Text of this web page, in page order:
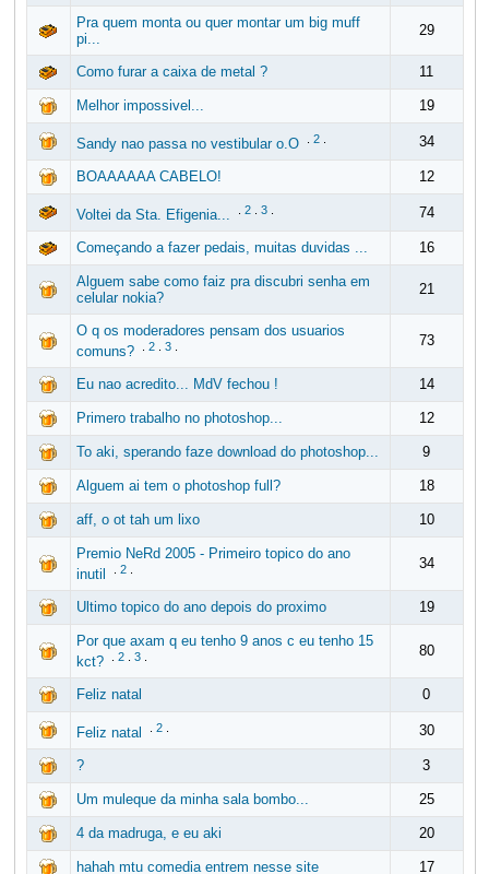
Pra quem monta ou quer montar um big muff
pi...
29
Como furar a caixa de metal ? 11
Melhor impossivel... 19
Sandy nao passa no vestibular o.O 2. 34
BOAAAAAA CABELO! 12
Voltei da Sta. Efigenia... 2. 3. 74
Começando a fazer pedais, muitas duvidas ... 16
Alguem sabe como faiz pra discubri senha em
celular nokia?
21
O q os moderadores pensam dos usuarios
comuns?
2. 3. 73
Eu nao acredito... MdV fechou ! 14
Primero trabalho no photoshop... 12
To aki, sperando faze download do photoshop... 9
Alguem ai tem o photoshop full? 18
aff, o ot tah um lixo 10
Premio NeRd 2005 - Primeiro topico do ano
inutil
2. 34
Ultimo topico do ano depois do proximo 19
Por que axam q eu tenho 9 anos c eu tenho 15
kct?
2. 3. 80
Feliz natal 0
Feliz natal 2. 30
? 3
Um muleque da minha sala bombo... 25
4 da madruga, e eu aki 20
hahah mtu comedia entrem nesse site 17